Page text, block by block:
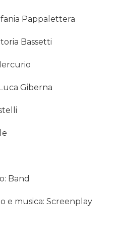
Pappalettera
Bassetti
Giberna
Band
e musica: Screenplay